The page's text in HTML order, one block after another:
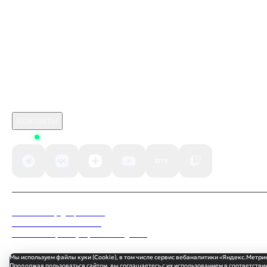
Мы используем файлы куки (Cookie), в том числе сервис вебаналитики